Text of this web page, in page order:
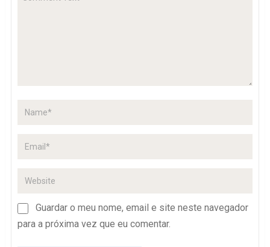
Guardar o meu nome, email e site neste navegador
para a próxima vez que eu comentar.